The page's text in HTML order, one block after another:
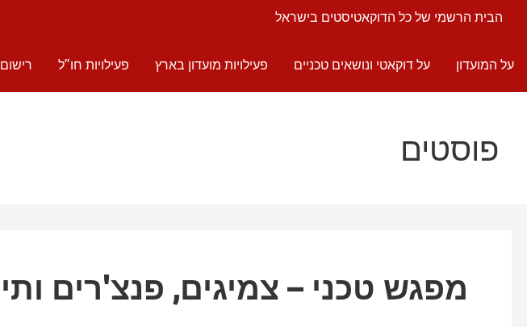
הבית הרשמי של כל הדוקאטיסטים בישראל
על המועדון על דוקאטי ונושאים טכניים פעילויות מועדון בארץ פעילויות חו”ל
פוסטים
מפגש טכני – צמיגים, פנצ'רים